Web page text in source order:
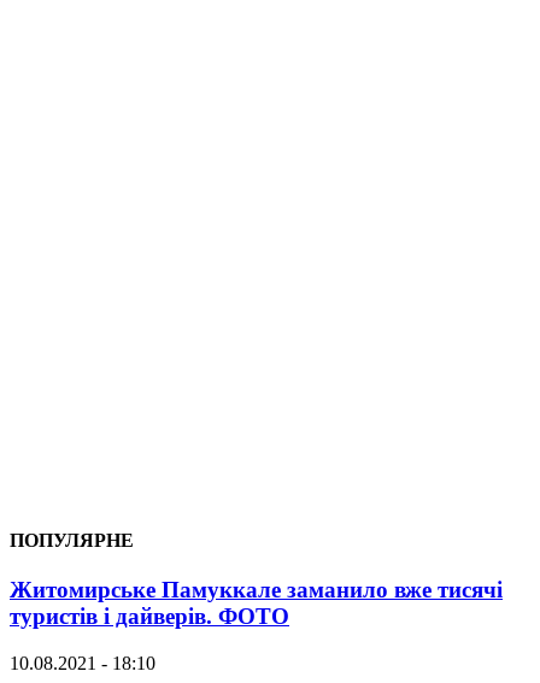
ПОПУЛЯРНЕ
Житомирське Памуккале заманило вже тисячі
туристів і дайверів. ФОТО
10.08.2021 - 18:10